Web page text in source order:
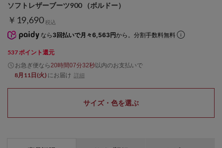
ソフトレザーブーツ900 （ボルドー）
￥19,690税込
なら 3回払いで月々6,563円から。分割手数料無料
537 ポイント還元
お急ぎ便なら 20時間07分32秒以内のお支払いで
8月11日(火) にお届け 詳細
サイズ・色を選ぶ